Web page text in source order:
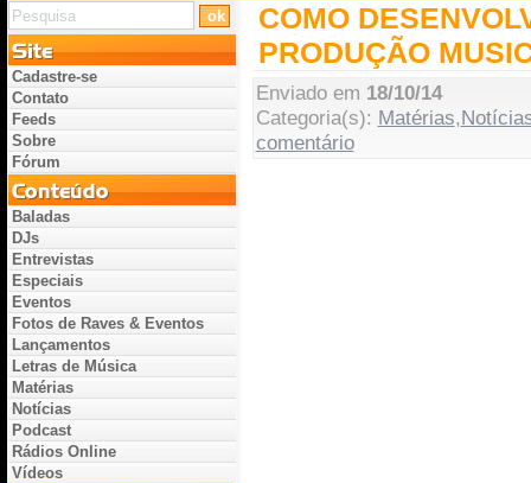
COMO
PRODUÇÃO
Enviado em 18/10/14
Categoria(s): Matérias,
comentário
Cadastre-se
Contato
Feeds
Sobre
Fórum
Baladas
DJs
Entrevistas
Especiais
Eventos
Fotos de Raves & Eventos
Lançamentos
Letras de Música
Matérias
Notícias
Podcast
Rádios Online
Vídeos